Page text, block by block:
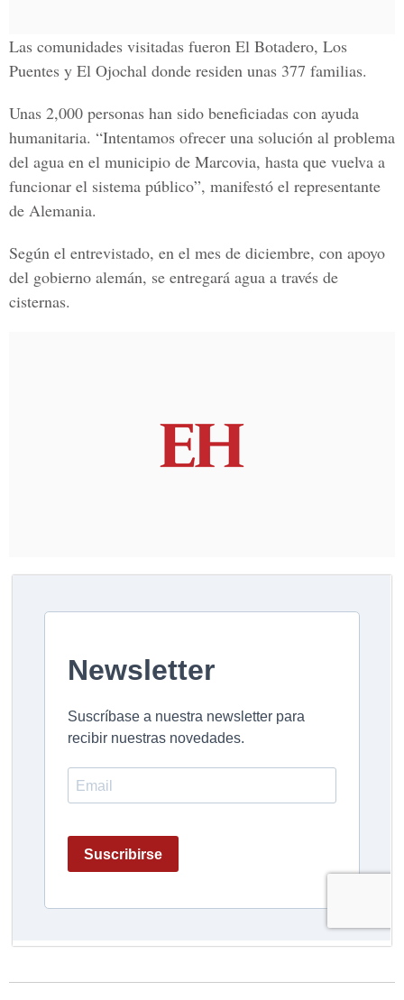
Las comunidades visitadas fueron El Botadero, Los
Puentes y El Ojochal donde residen unas 377 familias.
Unas 2,000 personas han sido beneficiadas con ayuda
humanitaria. “Intentamos ofrecer una solución al problema
del agua en el municipio de Marcovia, hasta que vuelva a
funcionar el sistema público”, manifestó el representante
de Alemania.
Según el entrevistado, en el mes de diciembre, con apoyo
del gobierno alemán, se entregará agua a través de
cisternas.